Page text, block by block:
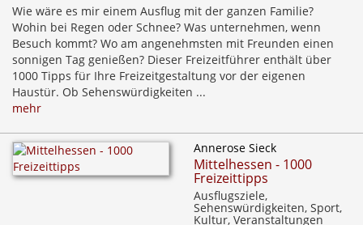
Wie wäre es mir einem Ausflug mit der ganzen Familie?
Wohin bei Regen oder Schnee? Was unternehmen, wenn
Besuch kommt? Wo am angenehmsten mit Freunden einen
sonnigen Tag genießen? Dieser Freizeitführer enthält über
1000 Tipps für Ihre Freizeitgestaltung vor der eigenen
Haustür. Ob Sehenswürdigkeiten ...
mehr
Annerose Sieck
Mittelhessen - 1000
Freizeittipps
Ausflugsziele,
Sehenswürdigkeiten, Sport,
Kultur, Veranstaltungen